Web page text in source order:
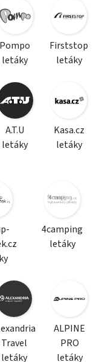
Pompo
letáky
Firststop
letáky
A.T.U
letáky
Kasa.cz
letáky
4camping
letáky
Travel
letáky
ALPINE
PRO
letáky